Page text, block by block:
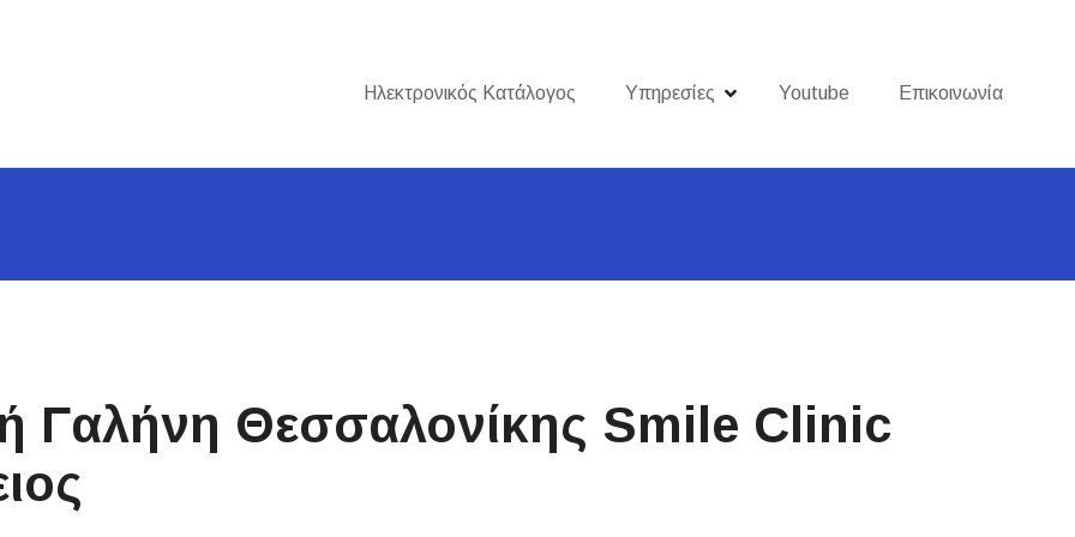
Ηλεκτρονικός Κατάλογος Υπηρεσίες Youtube Επικοινωνία
Γαλήνη Θεσσαλονίκης Smile Clinic